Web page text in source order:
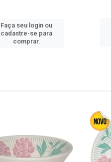
Faça seu login ou
cadastre-se para
comprar.